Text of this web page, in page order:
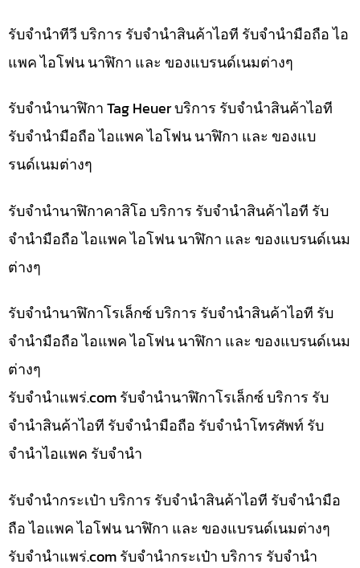
รับจำนำทีวี บริการ รับจำนำสินค้าไอที รับจำนำมือถือ ไอ
แพค ไอโฟน นาฬิกา และ ของแบรนด์เนมต่างๆ
รับจำนำนาฬิกา Tag Heuer บริการ รับจำนำสินค้าไอที
รับจำนำมือถือ ไอแพค ไอโฟน นาฬิกา และ ของแบ
รนด์เนมต่างๆ
รับจำนำนาฬิกาคาสิโอ บริการ รับจำนำสินค้าไอที รับ
จำนำมือถือ ไอแพค ไอโฟน นาฬิกา และ ของแบรนด์เนม
ต่างๆ
รับจำนำนาฬิกาโรเล็กซ์ บริการ รับจำนำสินค้าไอที รับ
จำนำมือถือ ไอแพค ไอโฟน นาฬิกา และ ของแบรนด์เนม
ต่างๆ
รับจํานําแพร่.com รับจำนำนาฬิกาโรเล็กซ์ บริการ รับ
จำนำสินค้าไอที รับจำนำมือถือ รับจำนำโทรศัพท์ รับ
จำนำไอแพค รับจำนำ
รับจำนำกระเป๋า บริการ รับจำนำสินค้าไอที รับจำนำมือ
ถือ ไอแพค ไอโฟน นาฬิกา และ ของแบรนด์เนมต่างๆ
รับจํานําแพร่.com รับจำนำกระเป๋า บริการ รับจำนำ